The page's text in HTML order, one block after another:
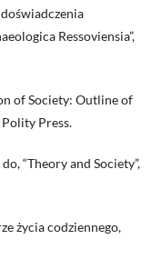
Ressoviensia”,
of Society: Outline of
Press.
“Theory and Society”,
życia codziennego,